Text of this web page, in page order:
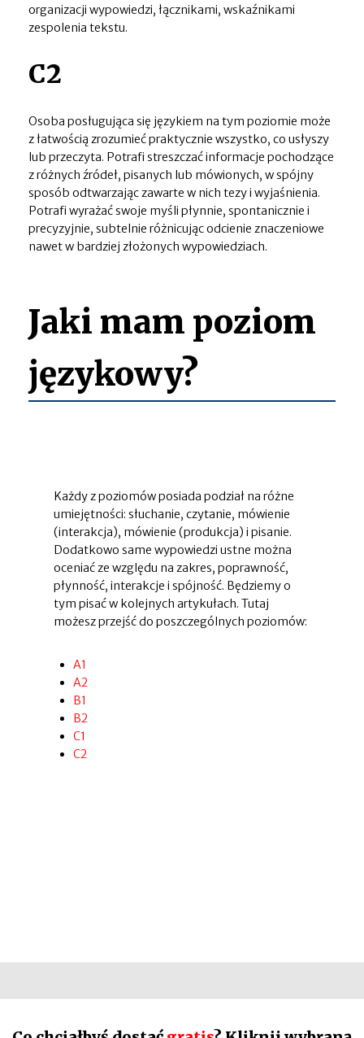
organizacji wypowiedzi, łącznikami, wskaźnikami
zespolenia tekstu.
C2
Osoba posługująca się językiem na tym poziomie może
z łatwością zrozumieć praktycznie wszystko, co usłyszy
lub przeczyta. Potrafi streszczać informacje pochodzące
z różnych źródeł, pisanych lub mówionych, w spójny
sposób odtwarzając zawarte w nich tezy i wyjaśnienia.
Potrafi wyrażać swoje myśli płynnie, spontanicznie i
precyzyjnie, subtelnie różnicując odcienie znaczeniowe
nawet w bardziej złożonych wypowiedziach.
Jaki mam poziom
językowy?
Każdy z poziomów posiada podział na różne
umiejętności: słuchanie, czytanie, mówienie
(interakcja), mówienie (produkcja) i pisanie.
Dodatkowo same wypowiedzi ustne można
oceniać ze względu na zakres, poprawność,
płynność, interakcje i spójność. Będziemy o
tym pisać w kolejnych artykułach. Tutaj
możesz przejść do poszczególnych poziomów:
A1
A2
B1
B2
C1
C2